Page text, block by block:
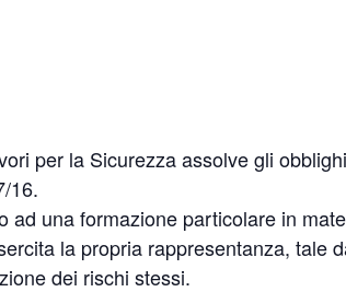
per la Sicurezza assolve gli
16.
una formazione particolare in
la propria rappresentanza, tale
dei rischi stessi.